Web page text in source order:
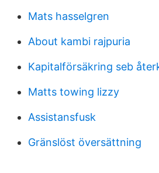
Mats hasselgren
About kambi rajpuria
Kapitalförsäkring seb
Matts towing lizzy
Assistansfusk
Gränslöst översättning